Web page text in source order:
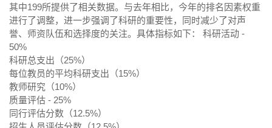
其中199所提供了相关数据。与去年相比，今年的排名因素权重
进行了调整，进一步强调了科研的重要性，同时减少了对声
誉、师资队伍和选择度的关注。具体指标如下： 科研活动 -
50%
科研总支出（25%）
每位教员的平均科研支出（15%）
教师研究（10%）
质量评估 - 25%
同行评估分数（12.5%）